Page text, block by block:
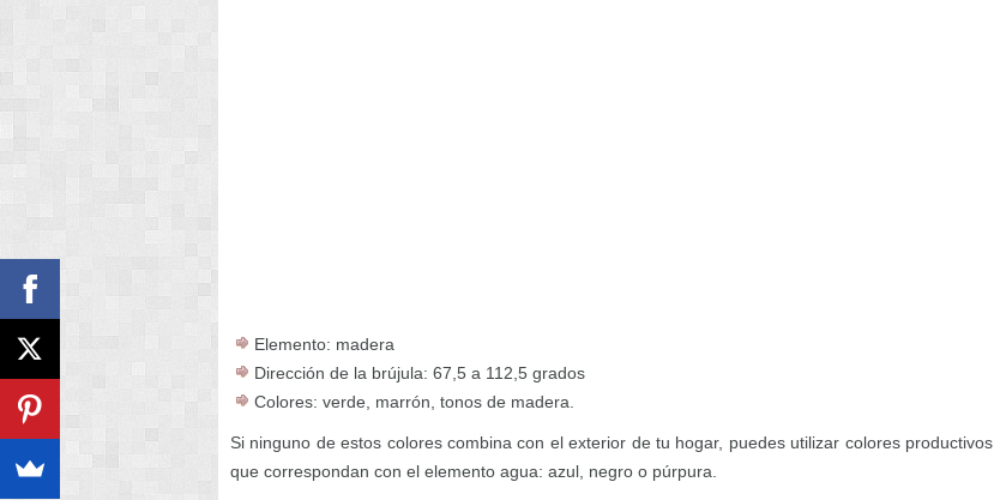
Elemento: madera
Dirección de la brújula: 67,5 a 112,5 grados
Colores: verde, marrón, tonos de madera.
Si ninguno de estos colores combina con el exterior de tu hogar, puedes utilizar colores productivos
que correspondan con el elemento agua: azul, negro o púrpura.